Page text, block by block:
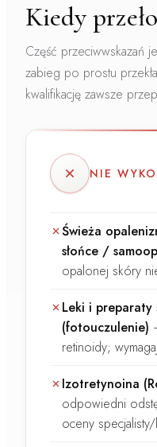
Kiedy
Część przeciwwskazań
zabieg po prostu
kwalifikację zawsze
NIE
Świeża
słońce /
opalonej skóry
Leki i preparaty
(fotouczulenie)
retinoidy;
Izotretynoina
odpowiedni
oceny specjalisty/